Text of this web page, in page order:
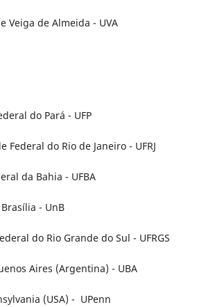
Veiga de Almeida - UVA
do Pará - UFP
do Rio de Janeiro - UFRJ
da Bahia - UFBA
- UnB
do Rio Grande do Sul - UFRGS
Aires (Argentina) - UBA
(USA) - UPenn